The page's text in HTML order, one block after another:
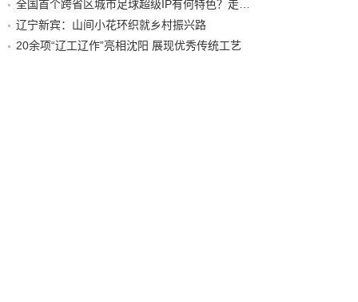
辽宁新宾：山间小花环织就乡村振兴路
20余项“辽工辽作”亮相沈阳 展现优秀传统工艺